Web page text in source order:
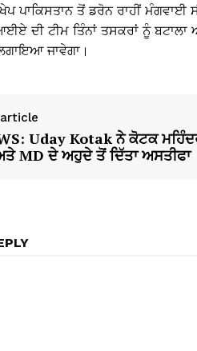
ਪਾਕਿਸਤਾਨ ਤੋਂ ਡਰੋਨ ਰਾਹੀਂ
ਦੀ ਟੀਮ ਤਿੰਨਾਂ ਤਸਕਰਾਂ ਨੂੰ
ਜਾਵੇਗਾ।
Uday Kotak ਨੇ ਕੋਟਕ
MD ਦੇ ਅਹੁਦੇ ਤੋਂ ਦਿੱਤਾ ਅਸਤੀਫਾ